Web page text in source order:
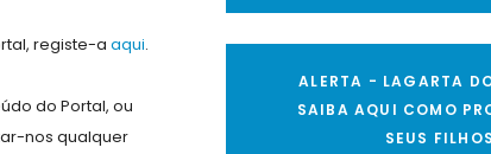
registe-a aqui.
do Portal, ou
nos qualquer
ALERTA - LAGARTA
SAIBA AQUI COMO
SEUS FILHOS